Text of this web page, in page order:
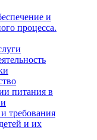
и
процесса.
питания в
требования
и их